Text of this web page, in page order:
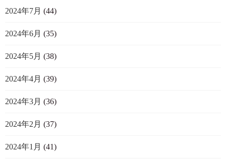
2024年7月 (44)
2024年6月 (35)
2024年5月 (38)
2024年4月 (39)
2024年3月 (36)
2024年2月 (37)
2024年1月 (41)